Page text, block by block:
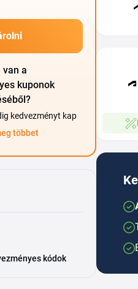
van a
kuponok
kedvezményt kap
többet
kódok